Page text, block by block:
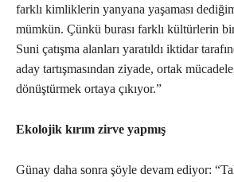
farklı kimliklerin yanyana yaşaması
mümkün. Çünkü burası farklı kültürlerin bir
Suni çatışma alanları yaratıldı iktidar
aday tartışmasından ziyade, ortak
dönüştürmek ortaya çıkıyor.”
Ekolojik kırım zirve yapmış
Günay daha sonra şöyle devam ediyor: